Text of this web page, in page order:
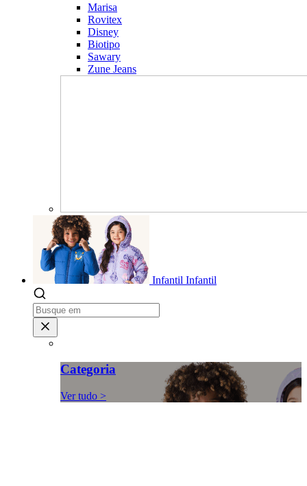
Marisa
Rovitex
Disney
Biotipo
Sawary
Zune Jeans
Infantil Infantil
Categoria
Ver tudo >